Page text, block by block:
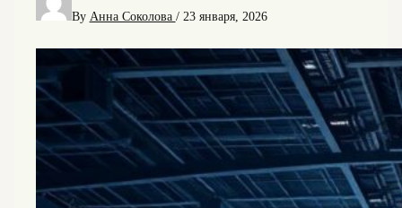
By Анна Соколова / 23 января, 2026